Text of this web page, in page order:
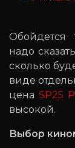
Обойдется
надо
сколько
виде
цена SP25
высокой.
Выбор